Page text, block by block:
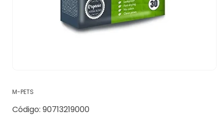
multimedia
1
una
M-PETS
Código: SKU:
90713219000